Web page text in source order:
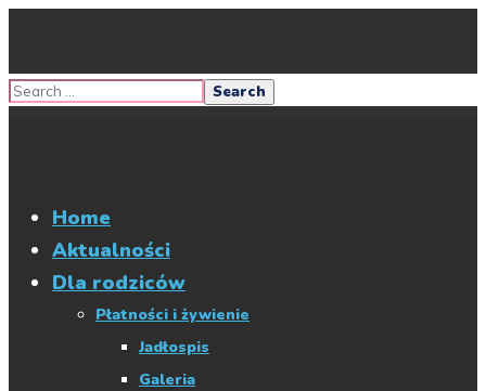
Home
Aktualności
Dla rodziców
Płatności i żywienie
Jadłospis
Galeria